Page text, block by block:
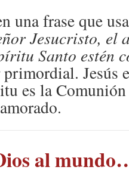
una frase que
Jesucristo, el
Santo estén
Jesús
es la
al